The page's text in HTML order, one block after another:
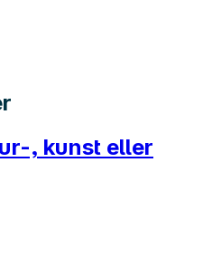
, kunst eller